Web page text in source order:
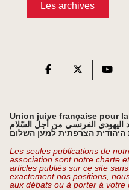
Les archives
Union juive française pour
اليهودي الفرنسي من أجل السّلام
הצרפתית למען השלום
Les seules publications de
association sont notre charte
articles publiés sur ce site
exactement nos positions,
aux débats ou à porter à votre